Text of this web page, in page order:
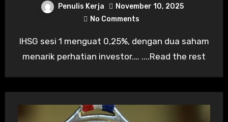
Penulis Kerja
November 10, 2025
No Comments
IHSG sesi 1 menguat 0,25%, dengan dua saham
menarik perhatian investor.… ....Read the rest